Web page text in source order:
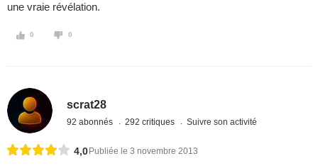
une vraie révélation.
0 0
scrat28
92 abonnés 292 critiques Suivre son activité
4,0 Publiée le 3 novembre 2013